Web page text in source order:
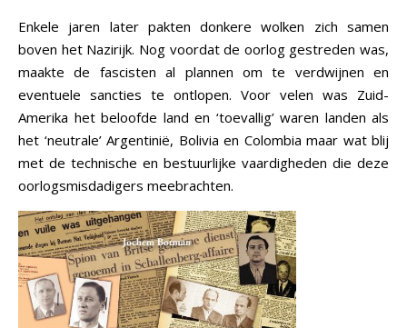
Enkele jaren later pakten donkere wolken zich samen
boven het Nazirijk. Nog voordat de oorlog gestreden was,
maakte de fascisten al plannen om te verdwijnen en
eventuele sancties te ontlopen. Voor velen was Zuid-
Amerika het beloofde land en ‘toevallig’ waren landen als
het ‘neutrale’ Argentinië, Bolivia en Colombia maar wat blij
met de technische en bestuurlijke vaardigheden die deze
oorlogsmisdadigers meebrachten.